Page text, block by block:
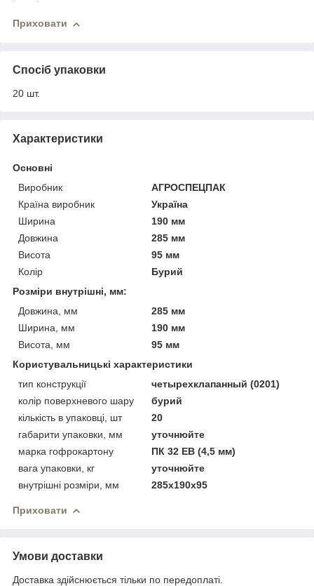
Приховати
Спосіб упаковки
20 шт.
Характеристики
Основні
Виробник
АГРОСПЕЦПАК
Країна виробник
Україна
Ширина
190 мм
Довжина
285 мм
Висота
95 мм
Колір
Бурий
Розміри внутрішні, мм:
Довжина, мм
285 мм
Ширина, мм
190 мм
Висота, мм
95 мм
Користувальницькі характеристики
тип конструкції
четырехклапанный (0201)
колір поверхневого шару
бурий
кількість в упаковці, шт
20
габарити упаковки, мм
уточнюйте
марка гофрокартону
ПК 32 ЕВ (4,5 мм)
вага упаковки, кг
уточнюйте
внутрішні розміри, мм
285x190x95
Приховати
Умови доставки
Доставка здійснюється тільки по передоплаті.